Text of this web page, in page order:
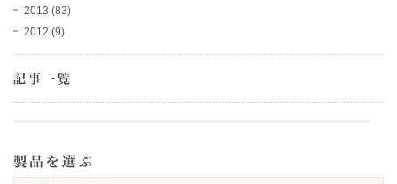
2013 (83)
2012 (9)